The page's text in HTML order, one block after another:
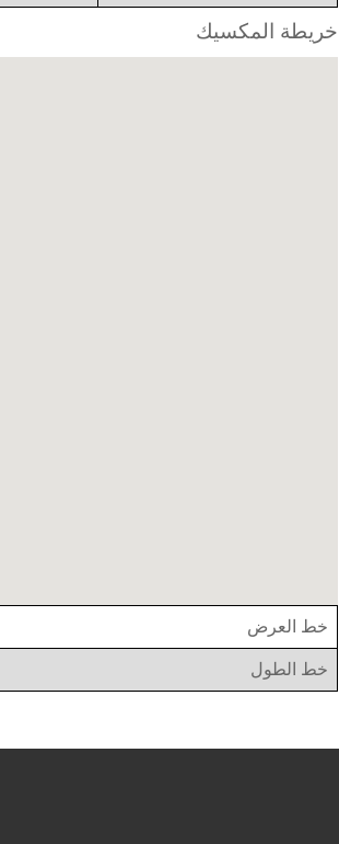
خريطة المكسيك
خط العرض
خط الطول